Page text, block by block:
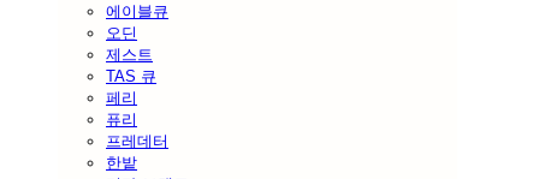
에이블큐
오딘
제스트
TAS 큐
페리
퓨리
프레데터
한밭